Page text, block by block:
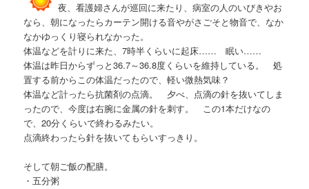
夜、看護婦さんが巡回に来たり、病室の人のいびきやお
なら、朝になったらカーテン開ける音やがさごそと物音で、なか
なかゆっくり寝られなかった。
体温などを計りに来た、7時半くらいに起床…… 眠い……
体温は昨日からずっと36.7～36.8度くらいを維持している。 処
置する前からこの体温だったので、軽い微熱気味？
体温など計ったら抗菌剤の点滴。 夕べ、点滴の針を抜いてしま
ったので、今度は右腕に金属の針を刺す。 この1本だけなの
で、20分くらいで終わるみたい。
点滴終わったら針を抜いてもらいすっきり。
そして朝ご飯の配膳。
・五分粥